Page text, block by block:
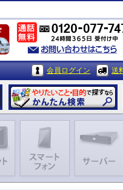
会員ログイン 送